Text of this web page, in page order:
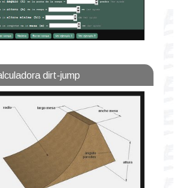
dirt-jump